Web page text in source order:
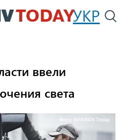
Перейти
к
УКР
ввели
света
Фото: KHARKIV Today.